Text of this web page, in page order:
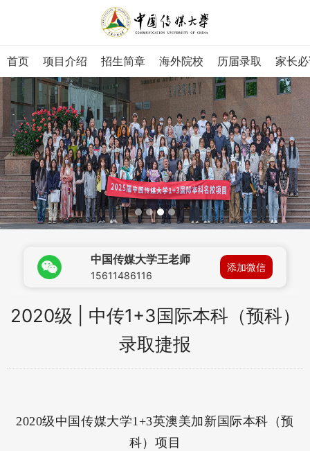
首页 项目介绍 招生简章 海外院校 历届录取 家长
中国传媒大学王老师
15611486116
添加微信
2020级 | 中传1+3国际本科（预科）
录取捷报
2020级中国传媒大学1+3英澳美加新国际本科（预
科）项目